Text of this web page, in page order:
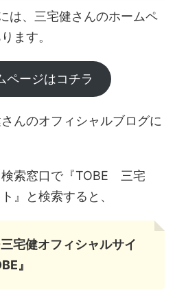
は、三宅健さんのホームペ
ます。
ページはコチラ
んのオフィシャルブログに
検索窓口で『TOBE 三宅
』と検索すると、
宅健オフィシャルサイ
』